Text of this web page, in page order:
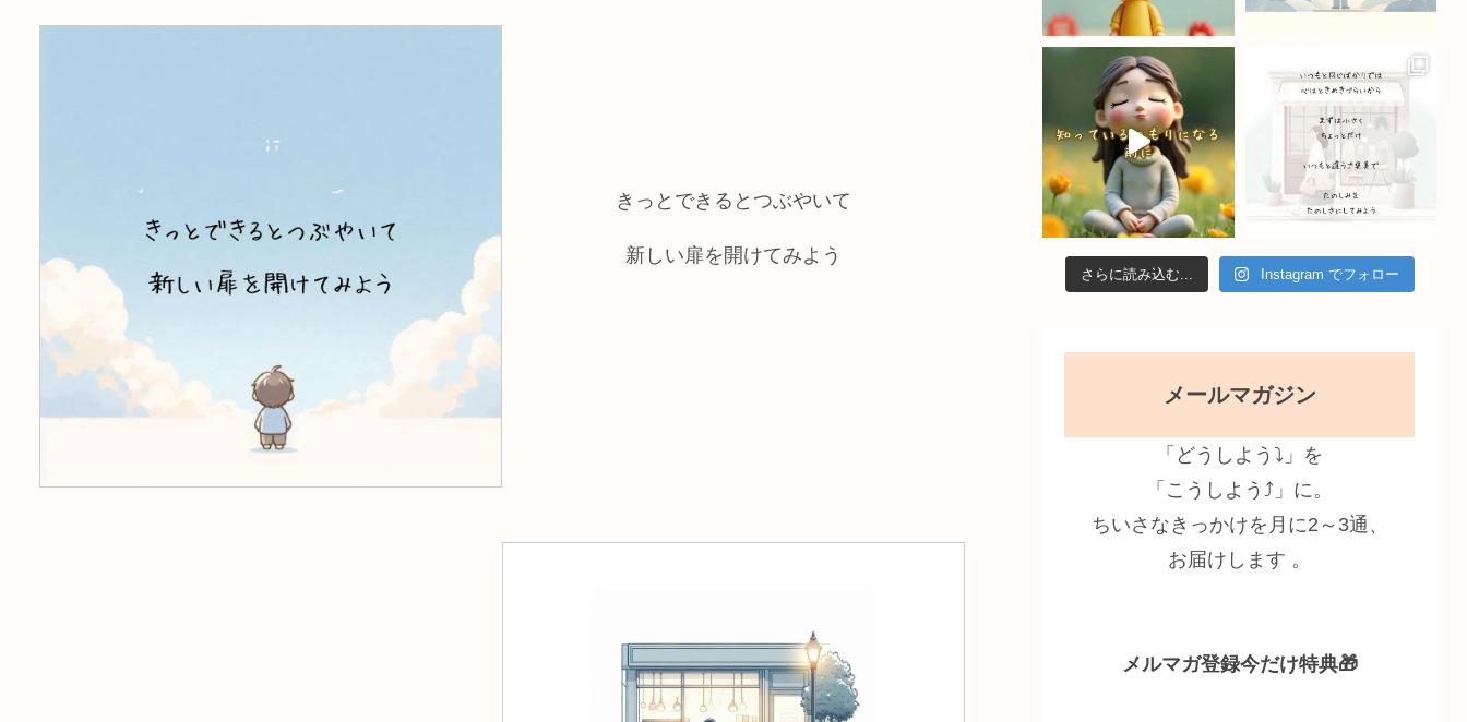
きっとできるとつぶやいて
新しい扉を開けてみよう
n
el
さらに読み込む... Instagram でフォロー
メールマガジン
「どうしよう⤵」を
「こうしよう⤴」に。
ちいさなきっかけを月に2～3通、
お届けします 。
メルマガ登録今だけ特典🎁